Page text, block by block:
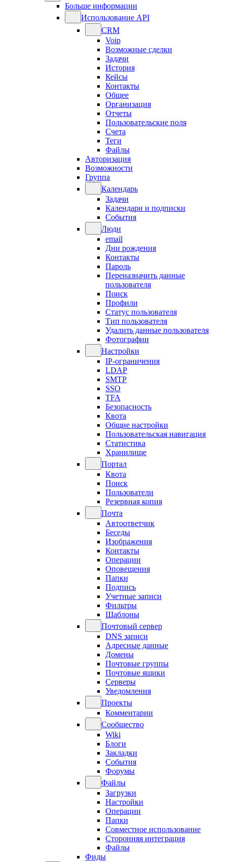
Больше информации
Использование API
CRM
Voip
Возможные сделки
Задачи
История
Кейсы
Контакты
Общее
Организация
Отчеты
Пользовательские поля
Счета
Теги
Файлы
Авторизация
Возможности
Группа
Календарь
Задачи
Календари и подписки
События
Люди
email
Дни рождения
Контакты
Пароль
Переназначить данные
пользователя
Поиск
Профили
Статус пользователя
Тип пользователя
Удалить данные пользователя
Фотографии
Настройки
IP-ограничения
LDAP
SMTP
SSO
TFA
Безопасность
Квота
Общие настройки
Пользовательская навигация
Статистика
Хранилище
Портал
Квота
Поиск
Пользователи
Резервная копия
Почта
Автоответчик
Беседы
Изображения
Контакты
Операции
Оповещения
Папки
Подпись
Учетные записи
Фильтры
Шаблоны
Почтовый сервер
DNS записи
Адресные данные
Домены
Почтовые группы
Почтовые ящики
Серверы
Уведомления
Проекты
Комментарии
Сообщество
Wiki
Блоги
Закладки
События
Форумы
Файлы
Загрузки
Настройки
Операции
Папки
Совместное использование
Сторонняя интеграция
Файлы
Фиды